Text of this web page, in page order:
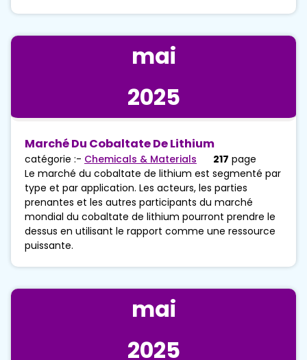
mai
2025
Marché Du Cobaltate De Lithium
catégorie :- Chemicals & Materials 217 page
Le marché du cobaltate de lithium est segmenté par
type et par application. Les acteurs, les parties
prenantes et les autres participants du marché
mondial du cobaltate de lithium pourront prendre le
dessus en utilisant le rapport comme une ressource
puissante.
mai
2025